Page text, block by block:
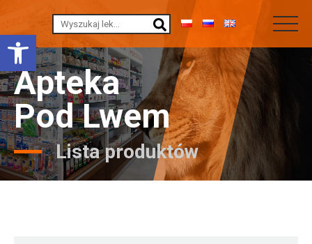
Otwórz pasek narzędzi
Apteka
Pod Lwem
Lista produktów